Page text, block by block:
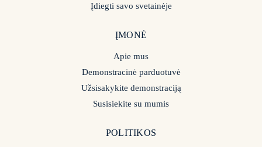
Įdiegti savo svetainėje
ĮMONĖ
Apie mus
Demonstracinė parduotuvė
Užsisakykite demonstraciją
Susisiekite su mumis
POLITIKOS